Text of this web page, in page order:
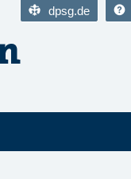
dpsg.de